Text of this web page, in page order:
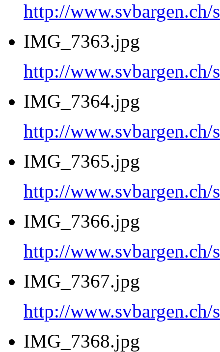
http://
IMG_7363.jpg
http://
IMG_7364.jpg
http://
IMG_7365.jpg
http://
IMG_7366.jpg
http://
IMG_7367.jpg
http://
IMG_7368.jpg